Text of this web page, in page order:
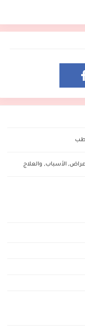
الأسباب, والعلاج